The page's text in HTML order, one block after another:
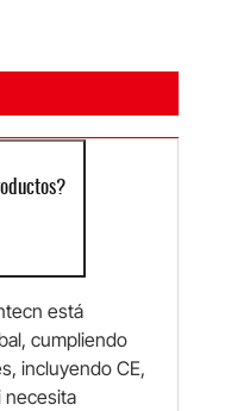
está
cumpliendo
incluyendo CE,
necesita